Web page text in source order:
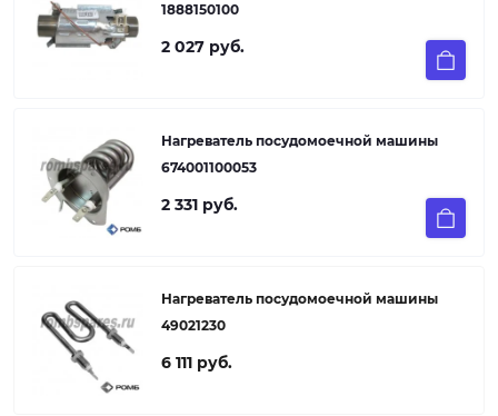
1888150100
2 027 руб.
Нагреватель посудомоечной машины
674001100053
2 331 руб.
Нагреватель посудомоечной машины
49021230
6 111 руб.